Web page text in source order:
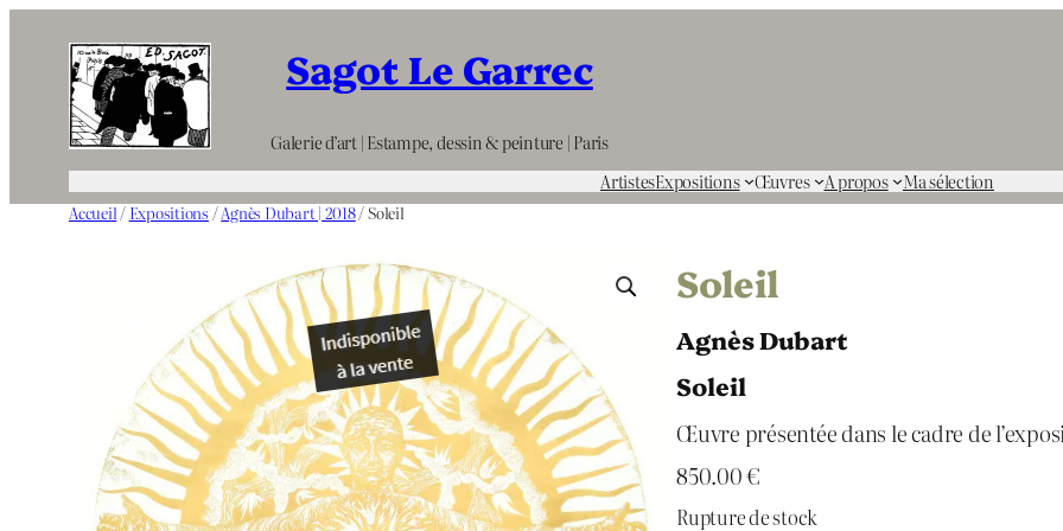
contenu
Sagot Le Garrec
Galerie d’art | Estampe, dessin & peinture | Paris
ArtistesExpositions Œuvres A propos Ma sélection
Accueil / Expositions /Agnès Dubart | 2018/ Soleil
Soleil
Agnès Dubart
Soleil
Œuvre présentée dans le cadre de
850.00€
Rupture de stock